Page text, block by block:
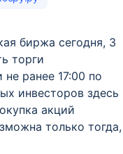
биржа сегодня, 3
торги
ранее 17:00 по
инвесторов здесь
акций
только тогда,